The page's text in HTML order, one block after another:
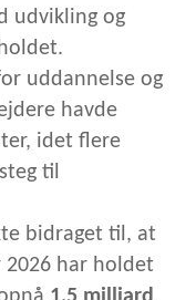
udvikling og
uddannelse og
havde
idet flere
til
bidraget til, at
2026 har holdet